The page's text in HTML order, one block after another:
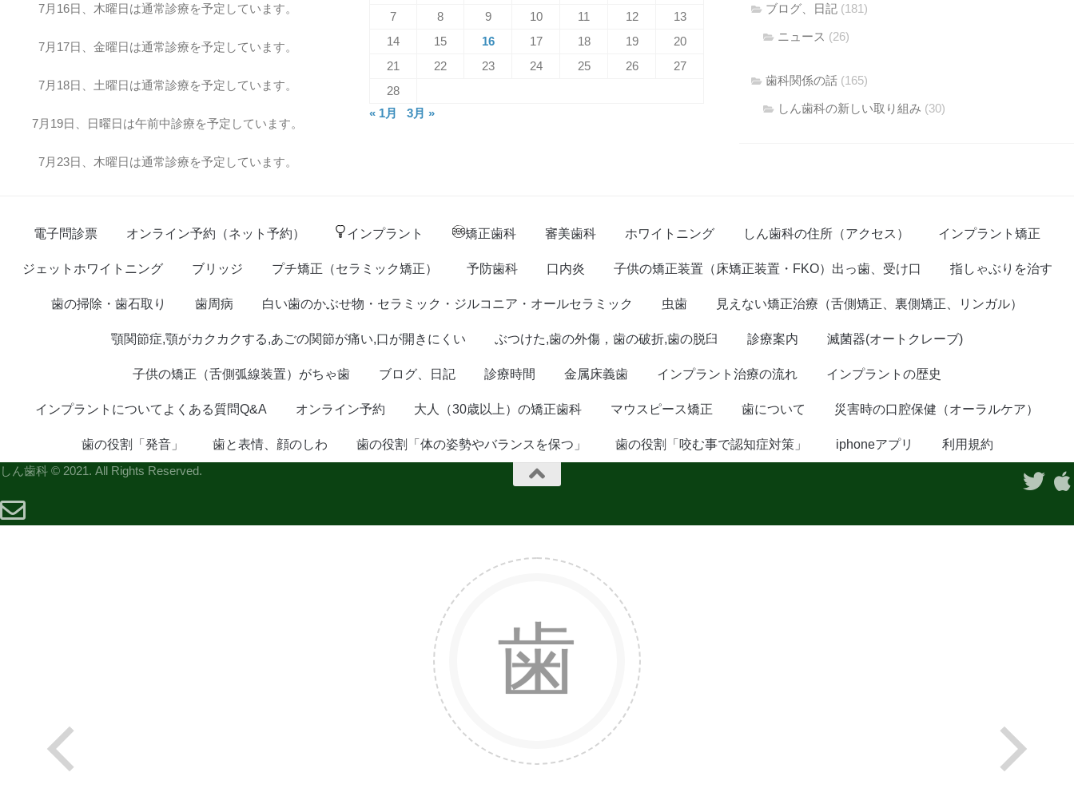
7月16日、木曜日は通常診療を予定しています。
7月17日、金曜日は通常診療を予定しています。
7月18日、土曜日は通常診療を予定しています。
7月19日、日曜日は午前中診療を予定しています。
7月23日、木曜日は通常診療を予定しています。
7
8 9 10 11 12
13
14
15 16 17 18 19
20
21
22 23 24 25 26
27
28
« 1月
3月 »
ブログ、日記(181)
ニュース (26)
歯科関係の話(165)
しん歯科の新しい取り組み (30)
電子問診票 オンライン予約（ネット予約） インプラント 矯正歯科 審美歯科 ホワイトニング しん歯科の住所（アクセス） インプラント矯正
ジェットホワイトニング ブリッジ プチ矯正（セラミック矯正） 予防歯科 口内炎 子供の矯正装置（床矯正装置・FKO）出っ歯、受け口 指しゃぶりを治す
歯の掃除・歯石取り 歯周病 白い歯のかぶせ物・セラミック・ジルコニア・オールセラミック 虫歯 見えない矯正治療（舌側矯正、裏側矯正、リンガル）
顎関節症,顎がカクカクする,あごの関節が痛い,口が開きにくい ぶつけた,歯の外傷，歯の破折,歯の脱臼 診療案内 滅菌器(オートクレーブ)
子供の矯正（舌側弧線装置）がちゃ歯 ブログ、日記 診療時間 金属床義歯 インプラント治療の流れ インプラントの歴史
インプラントについてよくある質問Q&A オンライン予約 大人（30歳以上）の矯正歯科 マウスピース矯正 歯について 災害時の口腔保健（オーラルケア）
歯の役割「発音」 歯と表情、顔のしわ 歯の役割「体の姿勢やバランスを保つ」 歯の役割「咬む事で認知症対策」 iphoneアプリ
利用規約
しん歯科 © 2021. All Rights Reserved.